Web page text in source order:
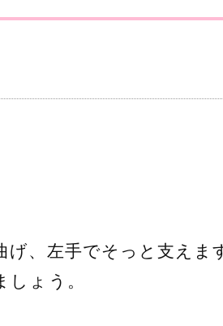
げ、左手でそっと支えま
しょう。